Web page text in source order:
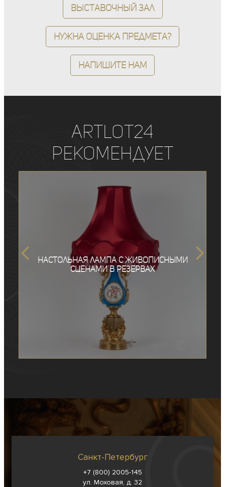
Выставочный зал
Нужна оценка предмета?
Напишите нам
ArtLot24
рекомендует
Настольная лампа с живописными
сценами в резервах
Санкт-Петербург
+7 (800) 2005-145
ул. Моховая, д. 32